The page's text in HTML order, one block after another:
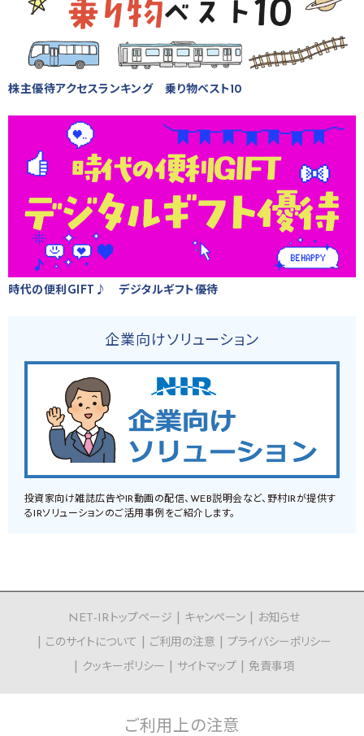
株主優待アクセスランキング 乗り物ベスト10
時代の便利GIFT♪ デジタルギフト優待
企業向けソリューション
投資家向け雑誌広告やIR動画の配信、WEB説明会など、野村IRが提供す
るIRソリューションのご活用事例をご紹介します。
NET-IRトップページ キャンペーン
お知らせ
このサイトについて
ご利用の注意
プライバシーポリシー
クッキーポリシー
サイトマップ 免責事項
ご利用上の注意